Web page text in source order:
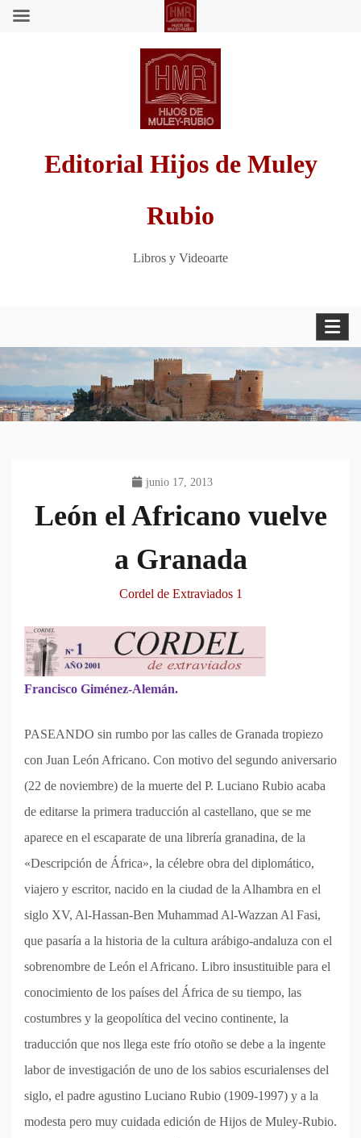
Editorial Hijos de Muley
Rubio
Libros y Videoarte
junio 17, 2013
León el Africano vuelve
a Granada
Cordel de Extraviados 1
Francisco Giménez-Alemán.
PASEANDO sin rumbo por las calles de Granada tropiezo
con Juan León Africano. Con motivo del segundo aniversario
(22 de noviembre) de la muerte del P. Luciano Rubio acaba
de editarse la primera traducción al castellano, que se me
aparece en el escaparate de una librería granadina, de la
«Descripción de África», la célebre obra del diplomático,
viajero y escritor, nacido en la ciudad de la Alhambra en el
siglo XV, Al-Hassan-Ben Muhammad Al-Wazzan Al Fasi,
que pasaría a la historia de la cultura arábigo-andaluza con el
sobrenombre de León el Africano. Libro insustituible para el
conocimiento de los países del África de su tiempo, las
costumbres y la geopolítica del vecino continente, la
traducción que nos llega este frío otoño se debe a la ingente
labor de investigación de uno de los sabios escurialenses del
siglo, el padre agustino Luciano Rubio (1909-1997) y a la
modesta pero muy cuidada edición de Hijos de Muley-Rubio.